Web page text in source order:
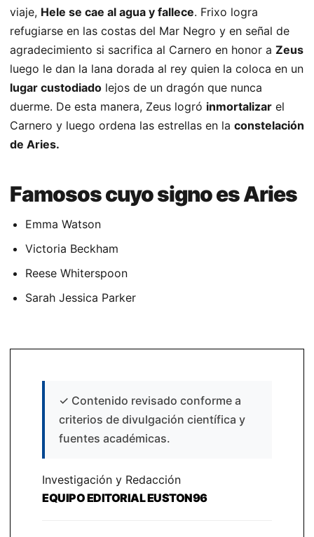
viaje, Hele se cae al agua y fallece. Frixo logra
refugiarse en las costas del Mar Negro y en señal de
agradecimiento si sacrifica al Carnero en honor a Zeus
luego le dan la lana dorada al rey quien la coloca en un
lugar custodiado lejos de un dragón que nunca
duerme. De esta manera, Zeus logró inmortalizar el
Carnero y luego ordena las estrellas en la constelación
de Aries.
Famosos cuyo signo es Aries
Emma Watson
Victoria Beckham
Reese Whiterspoon
Sarah Jessica Parker
✓ Contenido revisado conforme a
criterios de divulgación científica y
fuentes académicas.
Investigación y Redacción
EQUIPO EDITORIAL EUSTON96